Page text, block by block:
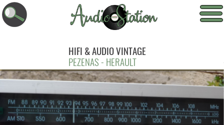
HIFI & AUDIO VINTAGE
PEZENAS - HERAULT